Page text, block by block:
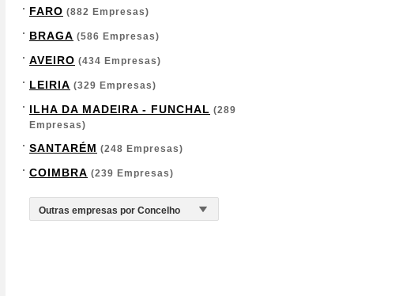
FARO (882 Empresas)
BRAGA (586 Empresas)
AVEIRO (434 Empresas)
LEIRIA (329 Empresas)
ILHA DA MADEIRA - FUNCHAL (289
Empresas)
SANTARÉM (248 Empresas)
COIMBRA (239 Empresas)